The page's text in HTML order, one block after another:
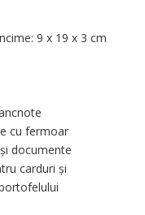
9 х 19 х 3 cm
cu fermoar
documente
carduri și